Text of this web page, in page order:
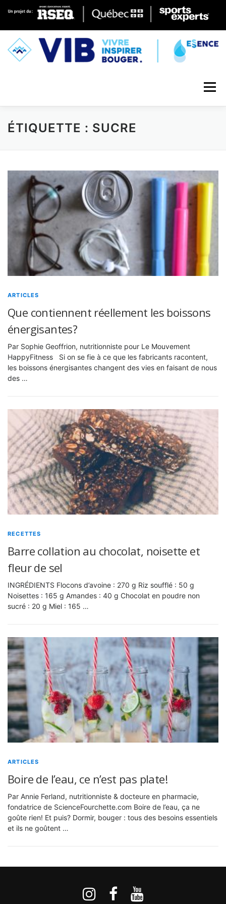
Skip to content
Menu
ÉTIQUETTE : SUCRE
ARTICLES
Que contiennent réellement les boissons
énergisantes?
Par Sophie Geoffrion, nutritionniste pour Le Mouvement
HappyFitness Si on se fie à ce que les fabricants racontent,
les boissons énergisantes changent des vies en faisant de nous
des …
RECETTES
Barre collation au chocolat, noisette et
fleur de sel
INGRÉDIENTS Flocons d’avoine : 270 g Riz soufflé : 50 g
Noisettes : 165 g Amandes : 40 g Chocolat en poudre non
sucré : 20 g Miel : 165 …
ARTICLES
Boire de l’eau, ce n’est pas plate!
Par Annie Ferland, nutritionniste & docteure en pharmacie,
fondatrice de ScienceFourchette.com Boire de l’eau, ça ne
goûte rien! Et puis? Dormir, bouger : tous des besoins essentiels
et ils ne goûtent …